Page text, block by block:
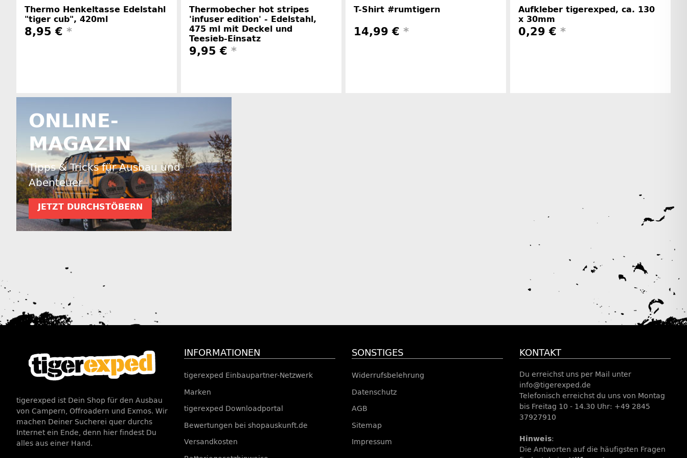
Thermo Henkeltasse Edelstahl
"tiger cub", 420ml
8,95 € *
Thermobecher hot stripes
'infuser edition' - Edelstahl,
475 ml mit Deckel und
Teesieb-Einsatz
9,95 € *
T-Shirt #rumtigern
14,99 € *
Aufkleber tigerexped, ca. 130
x 30mm
0,29 € *
ONLINE-
MAGAZIN
Tipps & Tricks für Ausbau und
Abenteuer
JETZT DURCHSTÖBERN
tigerexped ist Dein Shop für den Ausbau
von Campern, Offroadern und Exmos. Wir
machen Deiner Sucherei quer durchs
Internet ein Ende, denn hier findest Du
alles aus einer Hand.
INFORMATIONEN
tigerexped Einbaupartner-Netzwerk
Marken
tigerexped Downloadportal
Bewertungen bei shopauskunft.de
Versandkosten
SONSTIGES
Widerrufsbelehrung
Datenschutz
AGB
Sitemap
Impressum
KONTAKT
Du erreichst uns per Mail unter
info@tigerexped.de
Telefonisch erreichst du uns von Montag
bis Freitag 10 - 14.30 Uhr: +49 2845
37927910
Hinweis:
Die Antworten auf die häufigsten Fragen